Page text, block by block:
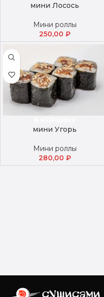
мини Лосось
Мини роллы
250,00 ₽
мини Угорь
Мини роллы
280,00 ₽